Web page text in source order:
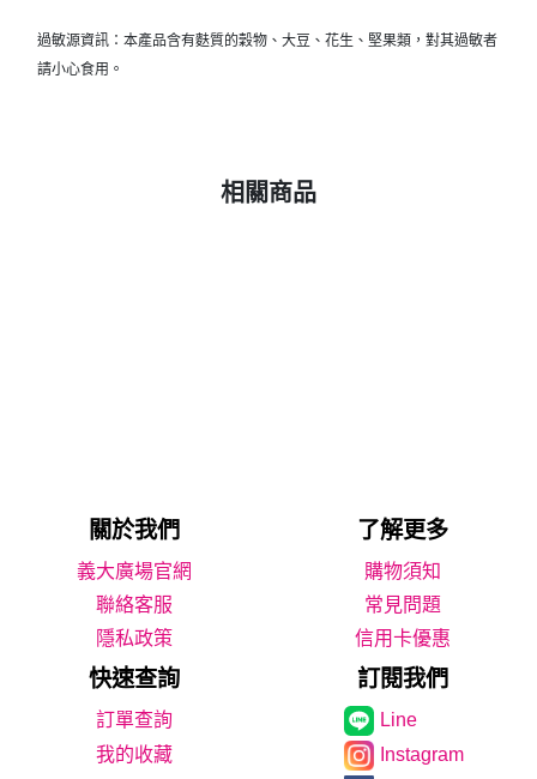
過敏源資訊：本產品含有麩質的穀物、大豆、花生、堅果類，對其過敏者
請小心食用。
相關商品
關於我們 了解更多
義大廣場官網
購物須知
聯絡客服
常見問題
隱私政策
信用卡優惠
快速查詢 訂閱我們
Line
我的收藏
Instagram